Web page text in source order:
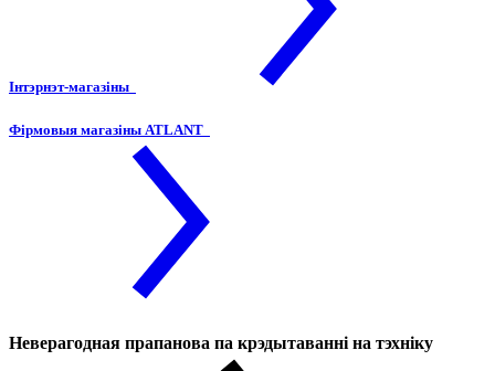
Інтэрнэт-магазіны
Фірмовыя магазіны ATLANT
Неверагодная прапанова па крэдытаванні на тэхніку